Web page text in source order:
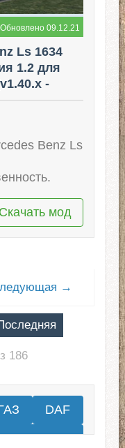
Обновлено 09.12.21
Ls 1634
1.2 для
-
Benz Ls
Скачать мод
→
186
DAF